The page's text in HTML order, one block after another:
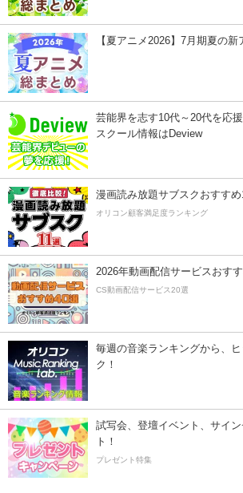
【夏アニメ2026】7月期夏の新
芸能界を志す10代～20代を応
スクール情報はDeview
漫画読み放題サブスクおすすめ
オリコン顧客満足度ランキング
2026年動画配信サービスおす
CS動画配信サービス20選
毎週の音楽ランキングから、
ク！
試写会、登壇イベント、サイ
ト！
プレゼント特集